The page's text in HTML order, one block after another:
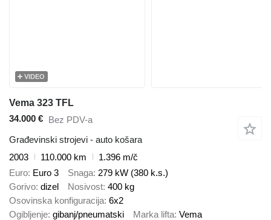
VIDEO
Vema 323 TFL
34.000 € Bez PDV-a
Građevinski strojevi - auto košara
2003
110.000 km
1.396 m/č
Euro Euro 3 Snaga 279 kW (380 k.s.)
Gorivo dizel Nosivost 400 kg
Osovinska konfiguracija 6x2
Ogibljenje gibanj/pneumatski Marka lifta Vema